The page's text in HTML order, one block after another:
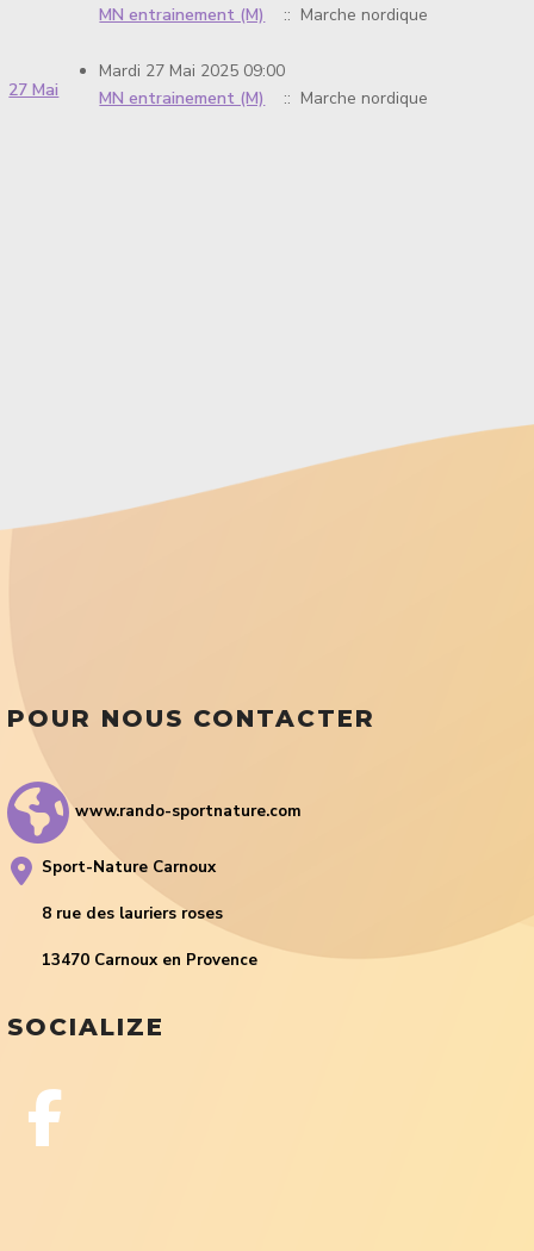
MN entrainement (M)
:: Marche nordique
27 Mai
Mardi 27 Mai 2025 09:00
MN entrainement (M)
:: Marche nordique
POUR NOUS CONTACTER
www.rando-sportnature.com
Sport-Nature Carnoux
8 rue des lauriers roses
13470 Carnoux en Provence
SOCIALIZE